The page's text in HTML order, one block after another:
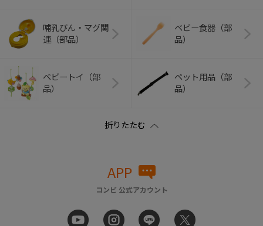
哺乳びん・マグ関
連（部品）
ベビー食器（部
品）
ベビートイ（部
品）
ペット用品（部
品）
APP
コンビ 公式アカウント